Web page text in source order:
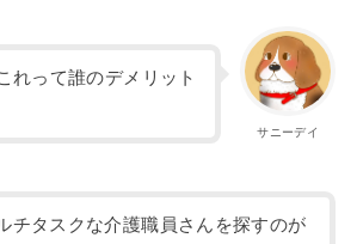
サニーデイ
って誰のデメリット
チタスクな介護職員さんを探すのが